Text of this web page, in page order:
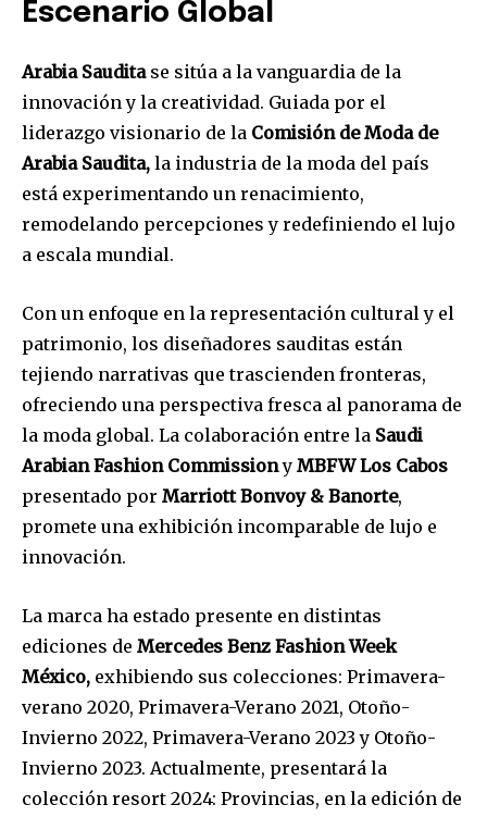
Escenario Global
Arabia Saudita se sitúa a la vanguardia de la
innovación y la creatividad. Guiada por el
liderazgo visionario de la Comisión de Moda de
Arabia Saudita, la industria de la moda del país
está experimentando un renacimiento,
remodelando percepciones y redefiniendo el lujo
a escala mundial.
Con un enfoque en la representación cultural y el
patrimonio, los diseñadores sauditas están
tejiendo narrativas que trascienden fronteras,
ofreciendo una perspectiva fresca al panorama de
la moda global. La colaboración entre la Saudi
Arabian Fashion Commissiony MBFW Los Cabos
presentado por Marriott Bonvoy & Banorte,
promete una exhibición incomparable de lujo e
innovación.
La marca ha estado presente en distintas
ediciones de Mercedes Benz Fashion Week
México, exhibiendo sus colecciones: Primavera-
verano 2020, Primavera-Verano 2021, Otoño-
Invierno 2022, Primavera-Verano 2023 y Otoño-
Invierno 2023. Actualmente, presentará la
colección resort 2024: Provincias, en la edición de